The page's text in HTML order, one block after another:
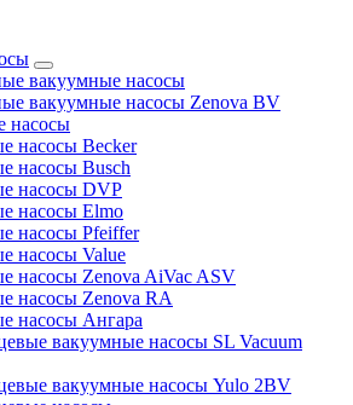
вакуумные насосы
вакуумные насосы Zenova BV
насосы
насосы Becker
насосы Busch
насосы DVP
насосы Elmo
насосы Pfeiffer
насосы Value
насосы Zenova AiVac ASV
насосы Zenova RA
насосы Ангара
вакуумные насосы SL Vacuum
вакуумные насосы Yulo 2BV